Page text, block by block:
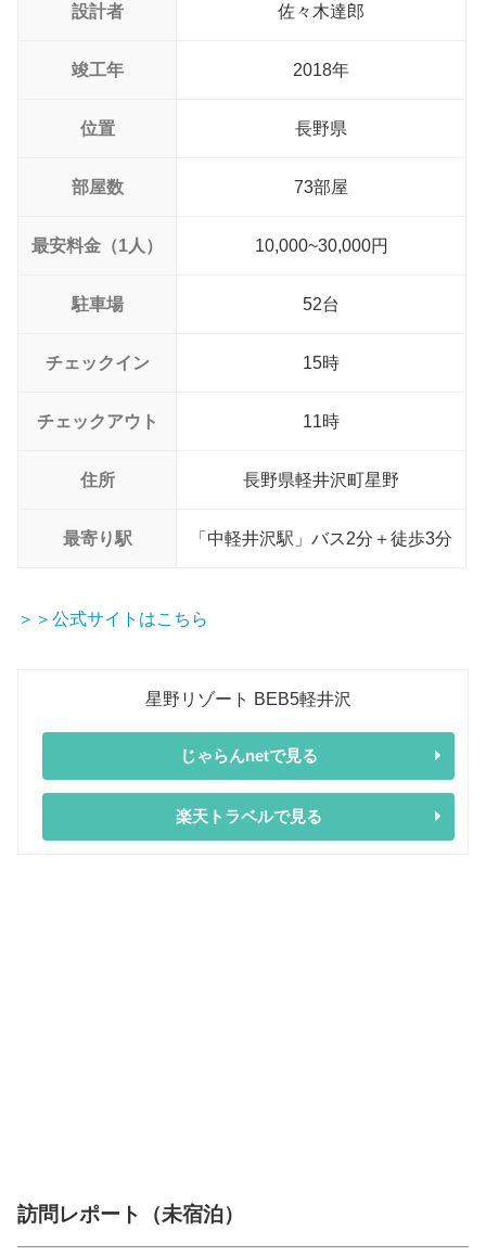
設計者 佐々木達郎
竣工年 2018年
位置 長野県
部屋数 73部屋
最安料金（1人） 10,000~30,000円
駐車場 52台
チェックイン 15時
チェックアウト 11時
住所 長野県軽井沢町星野
最寄り駅 「中軽井沢駅」バス2分＋徒歩3分
＞＞公式サイトはこちら
星野リゾート BEB5軽井沢
じゃらんnetで見る
楽天トラベルで見る
訪問レポート（未宿泊）